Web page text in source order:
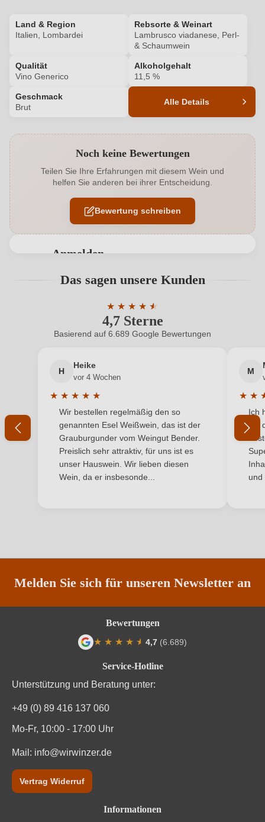
Land & Region
Italien, Lombardei
Rebsorte & Weinart
Lambrusco viadanese, Perl-
& Schaumwein
Qualität
Vino Generico
Alkoholgehalt
11,5 %
Geschmack
Brut
Alle Details
Alkoholgehalt in % 11,5 %
Allergene Enthält Sulfite
Bio EU
Sekt/Champagnerkorken
Torchio Giordano
adresse
5, 26041 CASALMAGGIORE, Italien
Inhalt 0,75 L
Italien
Traubenfarbe
Weinart Perl- & Schaumwein
Noch keine Bewertungen
Teilen Sie Ihre Erfahrungen mit diesem Wein und
helfen Sie anderen bei ihrer Entscheidung.
Bewertung schreiben
Anmelden
Benutzern abgegeben werden. Bitte loggen Sie sich
Neuer Kunde? Neuer Kunde?
Ihre E-Mail-Adresse
Ihr Passwort
Ich habe mein Passwort vergessen
Das sagen unsere Kunden
4,7 Sterne
★ ★ ★ ★ ★
★
Durchschnittliche Bewertung von 4.7
Basierend auf 6.689 Google Bewertungen
H
Heike
vor 4 Wochen
★ ★ ★ ★ ★
Durchschnittliche Bewertung von 5 von 5 Sternen
Wir bestellen regelmäßig den so
genannten Esel Weißwein, das ist der
Grauburgunder vom Weingut Bender.
Preislich sehr attraktiv, für uns ist es
unser Hauswein. Wir lieben diesen
Wein, da er insbesonde...
M
★ ★
Ich
mit
und
Melden Sie sich für unseren Newsletter an
Service-Hotline
Unterstützung und Beratung unter:
+49 (0) 89 416 137 060
Mo-Fr, 10:00 - 17:00 Uhr
Mail: info@wirwinzer.de
Vertrag Widerruf
Informationen
Bewertungen
★ ★ ★ ★ ★
★ 4,7 (6.689)